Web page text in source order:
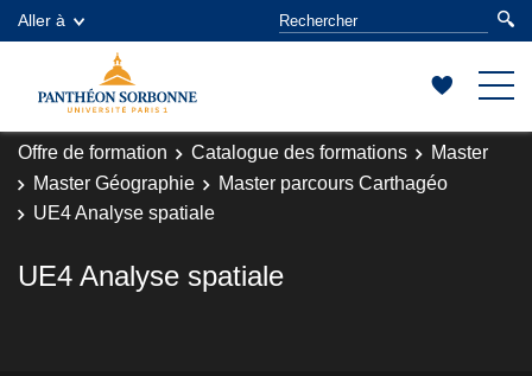
Aller à
Offre de formation Catalogue des formations
Master
Master Géographie
Master parcours Carthagéo
UE4 Analyse spatiale
UE4 Analyse spatiale